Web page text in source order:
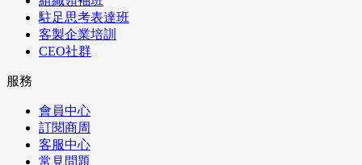
駐足思考表達班
客製企業培訓
CEO社群
服務
會員中心
訂閱商周
客服中心
常見問題